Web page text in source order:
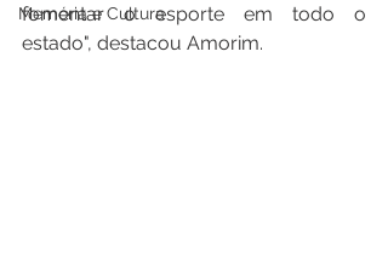
Memória e Cultura
fomentar o esporte em todo o
estado", destacou Amorim.